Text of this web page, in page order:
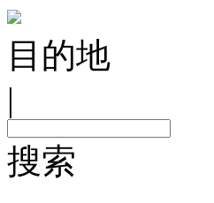
目的地
|
搜索